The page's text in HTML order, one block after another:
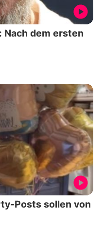
Nach dem ersten
Posts sollen von